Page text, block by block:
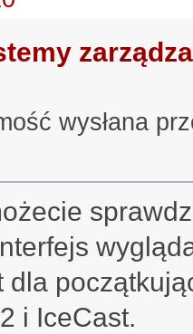
wysłana
i IceCast.